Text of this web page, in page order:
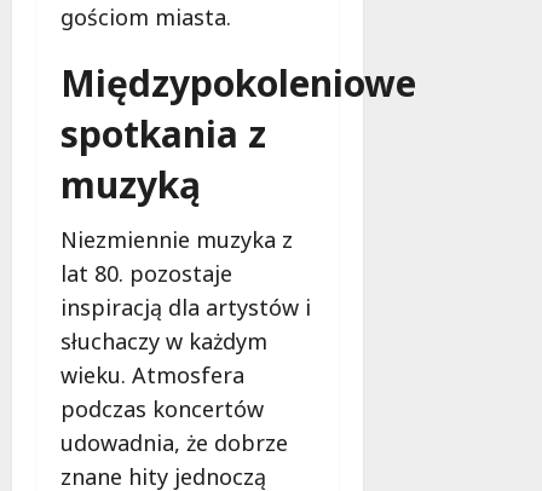
gościom miasta.
Międzypokoleniowe
spotkania z
muzyką
Niezmiennie muzyka z
lat 80. pozostaje
inspiracją dla artystów i
słuchaczy w każdym
wieku. Atmosfera
podczas koncertów
udowadnia, że dobrze
znane hity jednoczą